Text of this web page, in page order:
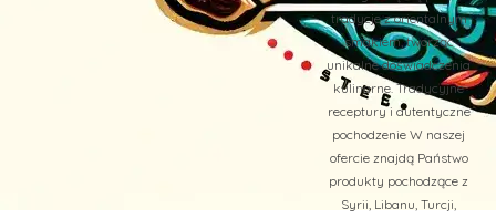
tradycje z orientalnym
smakiem, tworząc
unikalne doświadczenia
kulinarne. Tradycyjne
receptury i autentyczne
pochodzenie W naszej
ofercie znajdą Państwo
produkty pochodzące z
Syrii, Libanu, Turcji,